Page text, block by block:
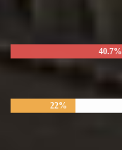
40.7%
22%